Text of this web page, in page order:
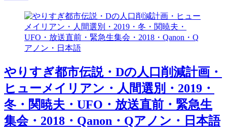
やりすぎ都市伝説・Dの人口削減計画・
ヒューメイリアン・人間選別・2019・
冬・関暁夫・UFO・放送直前・緊急生
集会・2018・Qanon・Qアノン・日本語